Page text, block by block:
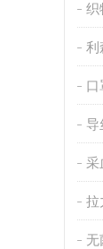
织
利
口
导
采
拉
无